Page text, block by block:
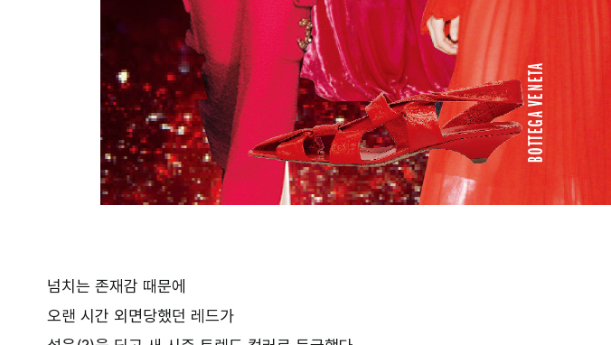
넘치는 존재감 때문에
오랜 시간 외면당했던 레드가